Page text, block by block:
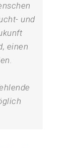
und
einen